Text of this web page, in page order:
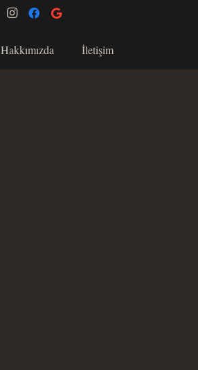
Hakkımızda İletişim